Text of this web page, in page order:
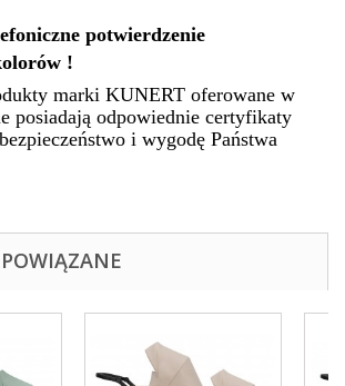
potwierdzenie
!
marki KUNERT oferowane w
posiadają odpowiednie certyfikaty
i wygodę Państwa